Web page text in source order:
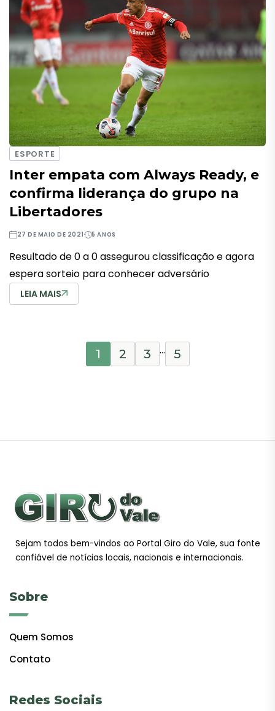
ESPORTE
Inter empata com Always Ready, e
confirma liderança do grupo na
Libertadores
27 DE MAIO DE 2021 5 ANOS
Resultado de 0 a 0 assegurou classificação e agora
espera sorteio para conhecer adversário
LEIA MAIS
1 2 3 … 5
Sejam todos bem-vindos ao Portal Giro do Vale, sua fonte
confiável de notícias locais, nacionais e internacionais.
Sobre
Quem Somos
Contato
Redes Sociais